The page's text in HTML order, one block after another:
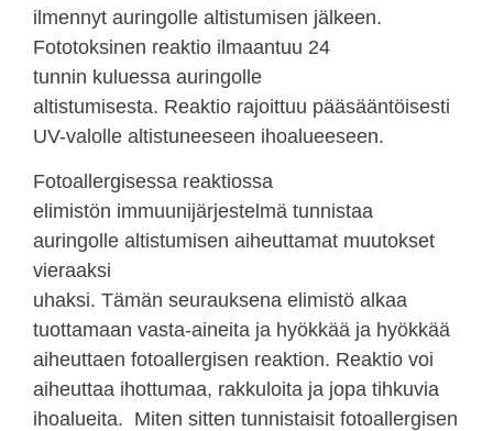
ilmennyt auringolle altistumisen jälkeen.
Fototoksinen reaktio ilmaantuu 24
tunnin kuluessa auringolle
altistumisesta. Reaktio rajoittuu pääsääntöisesti
UV-valolle altistuneeseen ihoalueeseen.
Fotoallergisessa reaktiossa
elimistön immuunijärjestelmä tunnistaa
auringolle altistumisen aiheuttamat muutokset
vieraaksi
uhaksi. Tämän seurauksena elimistö alkaa
tuottamaan vasta-aineita ja hyökkää ja hyökkää
aiheuttaen fotoallergisen reaktion. Reaktio voi
aiheuttaa ihottumaa, rakkuloita ja jopa tihkuvia
ihoalueita. Miten sitten tunnistaisit fotoallergisen